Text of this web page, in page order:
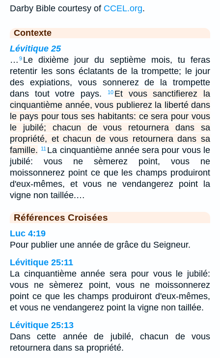
Darby Bible courtesy of CCEL.org.
Contexte
Lévitique 25
… 9 Le dixième jour du septième mois, tu feras
retentir les sons éclatants de la trompette; le jour
des expiations, vous sonnerez de la trompette
dans tout votre pays.
10 Et vous sanctifierez la
cinquantième année, vous publierez la liberté dans
le pays pour tous ses habitants: ce sera pour vous
le jubilé; chacun de vous retournera dans sa
propriété, et chacun de vous retournera dans sa
famille.
11 La cinquantième année sera pour vous le
jubilé: vous ne sèmerez point, vous ne
moissonnerez point ce que les champs produiront
d'eux-mêmes, et vous ne vendangerez point la
vigne non taillée.…
Références Croisées
Luc 4:19
Pour publier une année de grâce du Seigneur.
Lévitique 25:11
La cinquantième année sera pour vous le jubilé:
vous ne sèmerez point, vous ne moissonnerez
point ce que les champs produiront d'eux-mêmes,
et vous ne vendangerez point la vigne non taillée.
Lévitique 25:13
Dans cette année de jubilé, chacun de vous
retournera dans sa propriété.